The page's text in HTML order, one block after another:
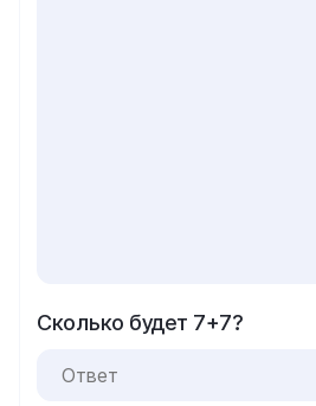
Сколько будет 7+7?